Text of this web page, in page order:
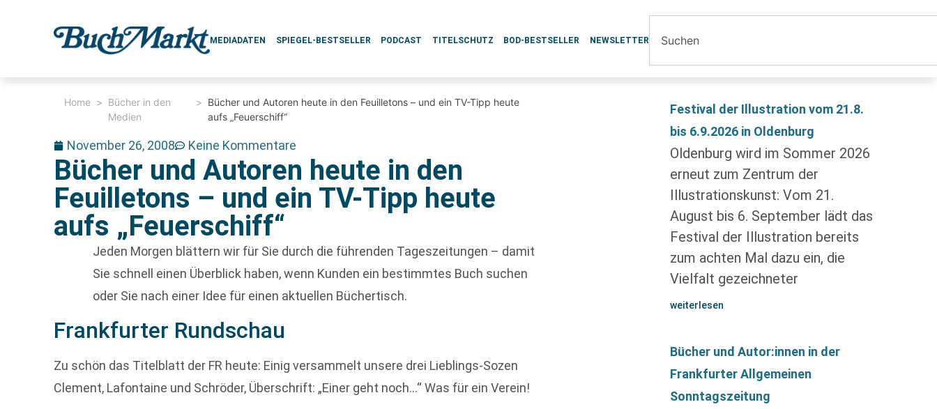
MEDIADATEN SPIEGEL-BESTSELLER PODCAST TITELSCHUTZ BOD-BESTSELLER NEWSLETTER
Home > Bücher in den
Medien
> Bücher und Autoren heute in den Feuilletons – und ein TV-Tipp heute
aufs „Feuerschiff“
November 26, 2008 Keine Kommentare
Bücher und Autoren heute in den
Feuilletons – und ein TV-Tipp heute
aufs „Feuerschiff“
Jeden Morgen blättern wir für Sie durch die führenden Tageszeitungen – damit
Sie schnell einen Überblick haben, wenn Kunden ein bestimmtes Buch suchen
oder Sie nach einer Idee für einen aktuellen Büchertisch.
Frankfurter Rundschau
Zu schön das Titelblatt der FR heute: Einig versammelt unsere drei Lieblings-Sozen
Clement, Lafontaine und Schröder, Überschrift: „Einer geht noch…“ Was für ein Verein!
Festival der Illustration vom 21.8.
bis 6.9.2026 in Oldenburg
Oldenburg wird im Sommer 2026
erneut zum Zentrum der
Illustrationskunst: Vom 21.
August bis 6. September lädt das
Festival der Illustration bereits
zum achten Mal dazu ein, die
Vielfalt gezeichneter
weiterlesen
Bücher und Autor:innen in der
Frankfurter Allgemeinen
Sonntagszeitung